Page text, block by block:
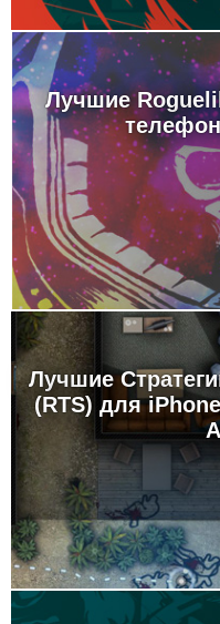
Лучшие
Лучшие
(RTS) для